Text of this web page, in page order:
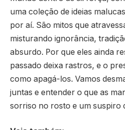
uma coleção de ideias
por aí. São mitos que
misturando ignorância,
absurdo. Por que eles ainda
passado deixa rastros, e o
como apagá-los. Vamos
juntas e entender o que as
sorriso no rosto e um suspiro